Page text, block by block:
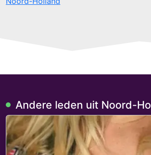
Andere leden uit Noord-